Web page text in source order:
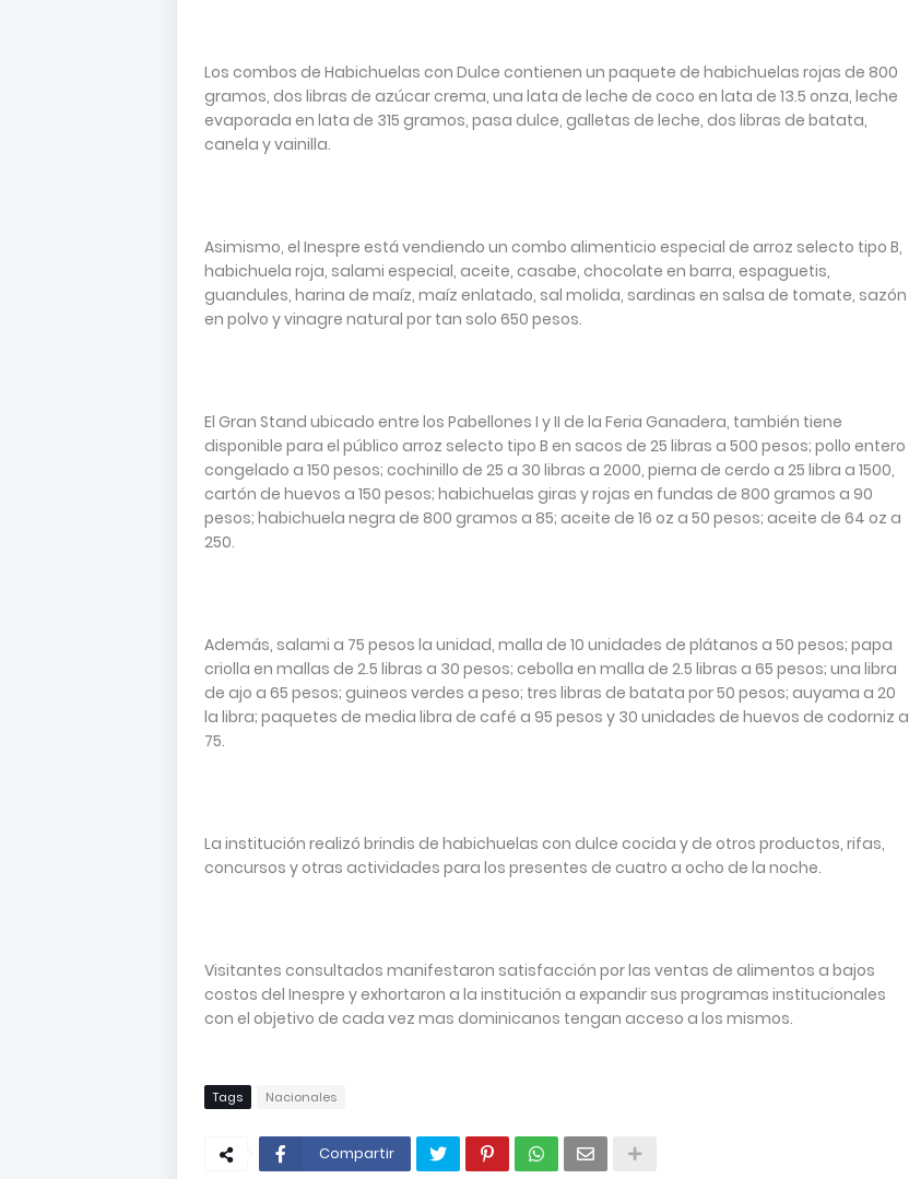
Los combos de Habichuelas con Dulce contienen un paquete de habichuelas rojas de 800
gramos, dos libras de azúcar crema, una lata de leche de coco en lata de 13.5 onza, leche
evaporada en lata de 315 gramos, pasa dulce, galletas de leche, dos libras de batata,
canela y vainilla.
Asimismo, el Inespre está vendiendo un combo alimenticio especial de arroz selecto tipo B,
habichuela roja, salami especial, aceite, casabe, chocolate en barra, espaguetis,
guandules, harina de maíz, maíz enlatado, sal molida, sardinas en salsa de tomate, sazón
en polvo y vinagre natural por tan solo 650 pesos.
El Gran Stand ubicado entre los Pabellones I y II de la Feria Ganadera, también tiene
disponible para el público arroz selecto tipo B en sacos de 25 libras a 500 pesos; pollo entero
congelado a 150 pesos; cochinillo de 25 a 30 libras a 2000, pierna de cerdo a 25 libra a 1500,
cartón de huevos a 150 pesos; habichuelas giras y rojas en fundas de 800 gramos a 90
pesos; habichuela negra de 800 gramos a 85; aceite de 16 oz a 50 pesos; aceite de 64 oz a
250.
Además, salami a 75 pesos la unidad, malla de 10 unidades de plátanos a 50 pesos; papa
criolla en mallas de 2.5 libras a 30 pesos; cebolla en malla de 2.5 libras a 65 pesos; una libra
de ajo a 65 pesos; guineos verdes a peso; tres libras de batata por 50 pesos; auyama a 20
la libra; paquetes de media libra de café a 95 pesos y 30 unidades de huevos de codorniz a
75.
La institución realizó brindis de habichuelas con dulce cocida y de otros productos, rifas,
concursos y otras actividades para los presentes de cuatro a ocho de la noche.
Visitantes consultados manifestaron satisfacción por las ventas de alimentos a bajos
costos del Inespre y exhortaron a la institución a expandir sus programas institucionales
con el objetivo de cada vez mas dominicanos tengan acceso a los mismos.
Tags Nacionales
Compartir